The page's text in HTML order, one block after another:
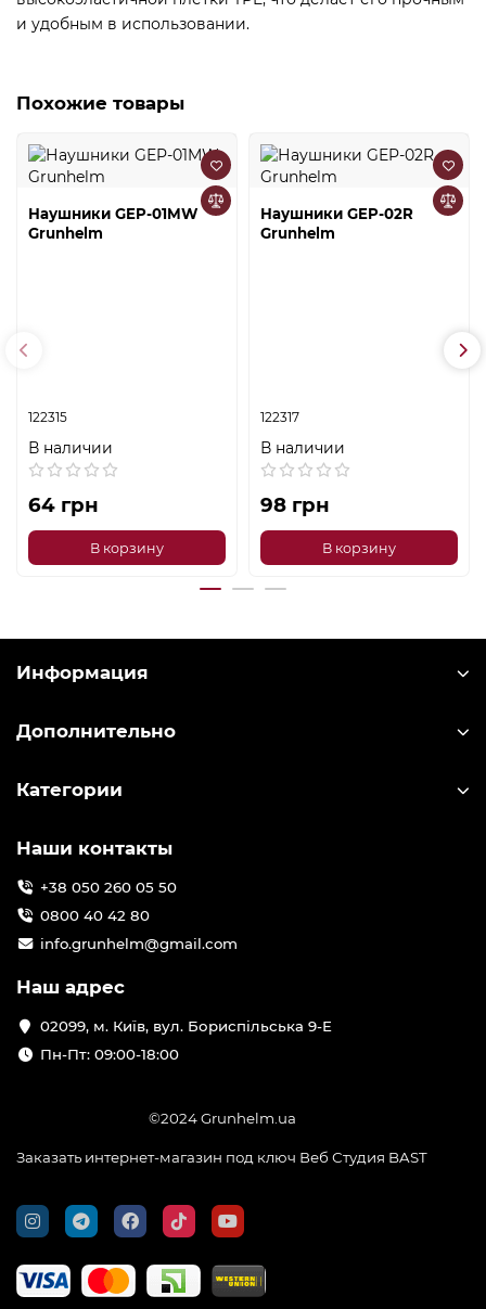
и удобным в использовании.
Похожие товары
Наушники GEP-01MW
Grunhelm
122315
В наличии
64 грн
В корзину
Наушники GEP-02R
Grunhelm
122317
В наличии
98 грн
В корзину
Информация
Дополнительно
Категории
Наши контакты
+38 050 260 05 50
0800 40 42 80
info.grunhelm@gmail.com
Наш адрес
02099, м. Київ, вул. Бориспільська 9-Е
Пн-Пт: 09:00-18:00
©2024 Grunhelm.ua
Заказать интернет-магазин под ключ Веб Студия BAST